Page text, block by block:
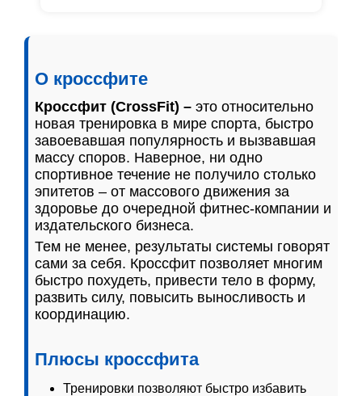
О кроссфите
Кроссфит (CrossFit) – это относительно
новая тренировка в мире спорта, быстро
завоевавшая популярность и вызвавшая
массу споров. Наверное, ни одно
спортивное течение не получило столько
эпитетов – от массового движения за
здоровье до очередной фитнес-компании и
издательского бизнеса.
Тем не менее, результаты системы говорят
сами за себя. Кроссфит позволяет многим
быстро похудеть, привести тело в форму,
развить силу, повысить выносливость и
координацию.
Плюсы кроссфита
Тренировки позволяют быстро избавить